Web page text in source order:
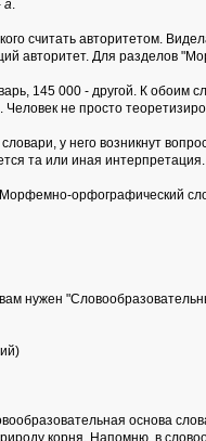
а.
считать авторитетом.
авторитет. Для разделов
145 000 - другой. К
не просто
у него возникнут
та или иная интерпретация.
орфографический
нужен
основа
корня. Напомню, в